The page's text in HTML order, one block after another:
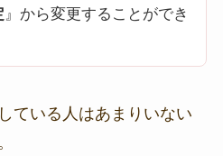
』から変更することができ
ている人はあまりいない